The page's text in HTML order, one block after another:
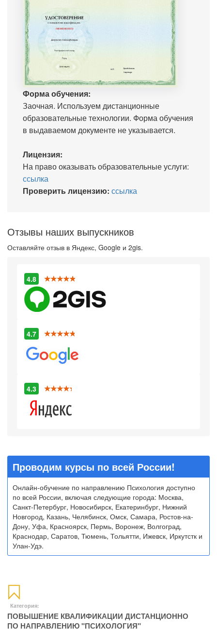
Форма обучения:
Заочная. Используем дистанционные
образовательные технологии. Форма обучения
в выдаваемом документе не указывается.
Лицензия:
На право оказывать образовательные услуги:
ссылка
Проверить лицензию: ссылка
Отзывы наших выпускников
Оставляйте отзыв в Яндекс, Google и 2gis.
4.8
4.7
4.3
Проводим курсы по всей России!
Онлайн-обучение по направлению Психология доступно
по всей России, включая следующие города: Москва,
Санкт-Петербург, Новосибирск, Екатеринбург, Нижний
Новгород, Казань, Челябинск, Омск, Самара, Ростов-на-
Дону, Уфа, Красноярск, Пермь, Воронеж, Волгоград,
Краснодар, Саратов, Тюмень, Тольятти, Ижевск, Иркутстк и
Улан-Удэ.
Категория:
ПОВЫШЕНИЕ КВАЛИФИКАЦИИ ДИСТАНЦИОННО
ПО НАПРАВЛЕНИЮ "ПСИХОЛОГИЯ"